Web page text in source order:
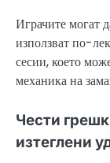
Играчите могат
използват по-
сесии, което
механика на
Чести
изтеглени